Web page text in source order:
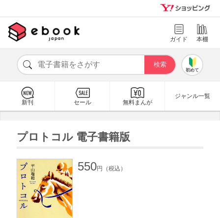
ガイド 本棚
初めて
新刊 セール 無料まんが
ジャンル一覧
プロトコル 電子書籍版
550円（税込）